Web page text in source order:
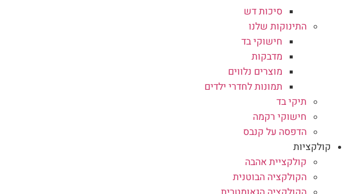
סיכות דש
התינוקות שלנו
חישוקי בד
מדבקות
מוצרים נלווים
תמונות לחדרי ילדים
תיקי בד
חישוקי רקמה
הדפסה על קנבס
קולקציות
קולקציית אהבה
הקולקציה הבוטנית